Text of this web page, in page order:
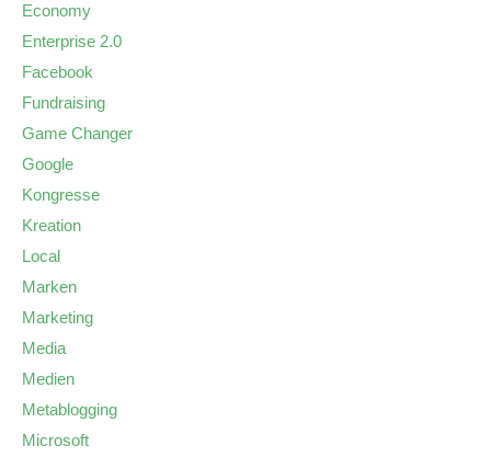
Economy
Enterprise 2.0
Facebook
Fundraising
Game Changer
Google
Kongresse
Kreation
Local
Marken
Marketing
Media
Medien
Metablogging
Microsoft